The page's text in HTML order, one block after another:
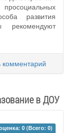
развития
рекомендуют
комментарий
в ДОУ
0 (Всего: 0)